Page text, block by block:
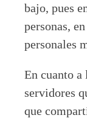
bajo, pues
personas,
personales
En cuanto a
servidores
que